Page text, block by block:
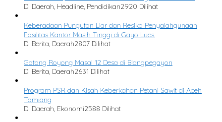
Di Daerah, Headline, Pendidikan2920 Dilihat
Keberadaan Pungutan Liar dan Resiko Penyalahgunaan
Fasilitas Kantor Masih Tinggi di Gayo Lues.
Di Berita, Daerah2807 Dilihat
Gotong Royong Masal 12 Desa di Blangpegayon
Di Berita, Daerah2631 Dilihat
Program PSR dan Kisah Keberkahan Petani Sawit di Aceh
Tamiang
Di Daerah, Ekonomi2588 Dilihat